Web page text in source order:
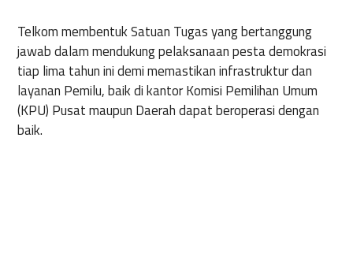
Telkom membentuk Satuan Tugas yang bertanggung
jawab dalam mendukung pelaksanaan pesta demokrasi
tiap lima tahun ini demi memastikan infrastruktur dan
layanan Pemilu, baik di kantor Komisi Pemilihan Umum
(KPU) Pusat maupun Daerah dapat beroperasi dengan
baik.